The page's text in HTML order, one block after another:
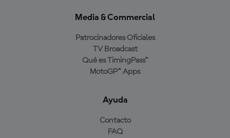
Media & Commercial
Patrocinadores Oficiales
TV Broadcast
Qué es TimingPass™
MotoGP™ Apps
Ayuda
Contacto
FAQ